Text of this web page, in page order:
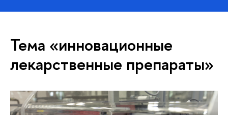
Тема «инновационные
лекарственные препараты»